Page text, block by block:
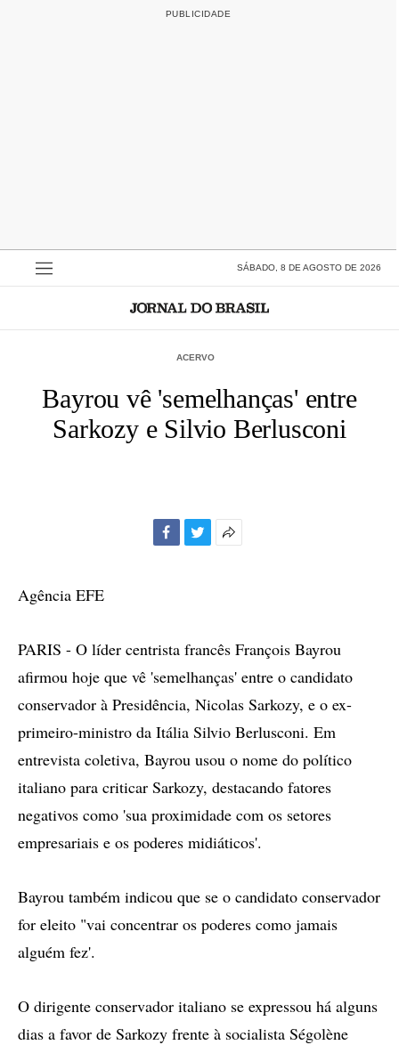
SÁBADO, 8 DE AGOSTO DE 2026
ACERVO
Bayrou vê 'semelhanças' entre
Sarkozy e Silvio Berlusconi
Agência EFE
PARIS - O líder centrista francês François Bayrou
afirmou hoje que vê 'semelhanças' entre o candidato
conservador à Presidência, Nicolas Sarkozy, e o ex-
primeiro-ministro da Itália Silvio Berlusconi. Em
entrevista coletiva, Bayrou usou o nome do político
italiano para criticar Sarkozy, destacando fatores
negativos como 'sua proximidade com os setores
empresariais e os poderes midiáticos'.
Bayrou também indicou que se o candidato conservador
for eleito "vai concentrar os poderes como jamais
alguém fez'.
O dirigente conservador italiano se expressou há alguns
dias a favor de Sarkozy frente à socialista Ségolène